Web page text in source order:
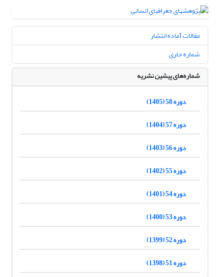
مقالات آماده انتشار
شماره جاری
شماره‌های پیشین نشریه
دوره 58 (1405)
دوره 57 (1404)
دوره 56 (1403)
دوره 55 (1402)
دوره 54 (1401)
دوره 53 (1400)
دوره 52 (1399)
دوره 51 (1398)